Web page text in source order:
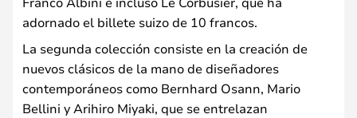
adornado el billete suizo de 10 francos.
La segunda colección consiste en la creación de
nuevos clásicos de la mano de diseñadores
contemporáneos como Bernhard Osann, Mario
Bellini y Arihiro Miyaki, que se entrelazan